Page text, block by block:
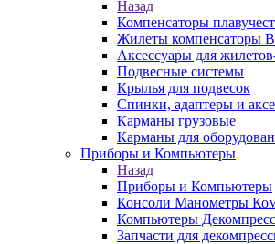
Назад
Компенсаторы
Жилеты компенсаторы
Аксессуары для
Подвесные системы
Крылья для подвесок
Спинки, адаптеры и
Карманы грузовые
Карманы для
Приборы и Компьютеры
Назад
Приборы и Компьютеры
Консоли Манометры
Компьютеры
Запчасти для